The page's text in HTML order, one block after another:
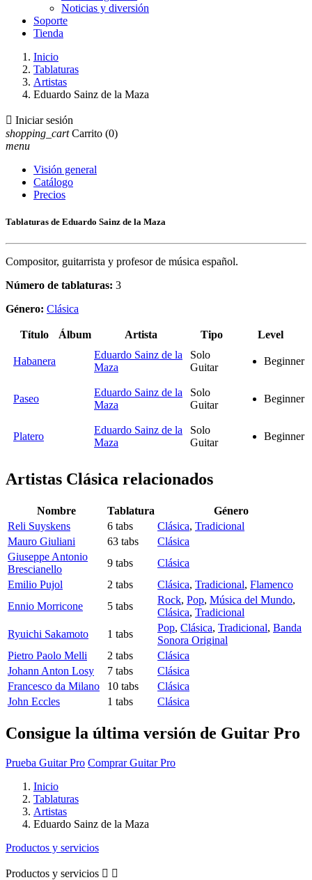
Noticias y diversión
Soporte
Tienda
Inicio
Tablaturas
Artistas
Eduardo Sainz de la Maza
 Iniciar sesión
shopping_cart Carrito (0)
menu
Visión general
Catálogo
Precios
Tablaturas de Eduardo Sainz de la Maza
Compositor, guitarrista y profesor de música español.
Número de tablaturas: 3
Género: Clásica
Título Álbum Artista Tipo Level
Habanera
Eduardo Sainz de la
Maza
Solo
Guitar
Beginner
Paseo
Eduardo Sainz de la
Maza
Solo
Guitar
Beginner
Platero
Eduardo Sainz de la
Maza
Solo
Guitar
Beginner
Artistas Clásica relacionados
Nombre Tablatura
Género
Reli Suyskens
6 tabs Clásica, Tradicional
Mauro Giuliani
63 tabs
Clásica
Giuseppe Antonio
Brescianello
9 tabs
Clásica
Emilio Pujol
2 tabs Clásica, Tradicional, Flamenco
Ennio Morricone
5 tabs
Rock, Pop, Música del Mundo,
Clásica, Tradicional
Ryuichi Sakamoto
1 tabs
Pop, Clásica, Tradicional, Banda
Sonora Original
Pietro Paolo Melli
2 tabs
Clásica
Johann Anton Losy
7 tabs
Clásica
Francesco da Milano
10 tabs
Clásica
John Eccles
1 tabs Clásica
Consigue la última versión de Guitar Pro
Prueba Guitar Pro Comprar Guitar Pro
Inicio
Tablaturas
Artistas
Eduardo Sainz de la Maza
Productos y servicios
Productos y servicios  